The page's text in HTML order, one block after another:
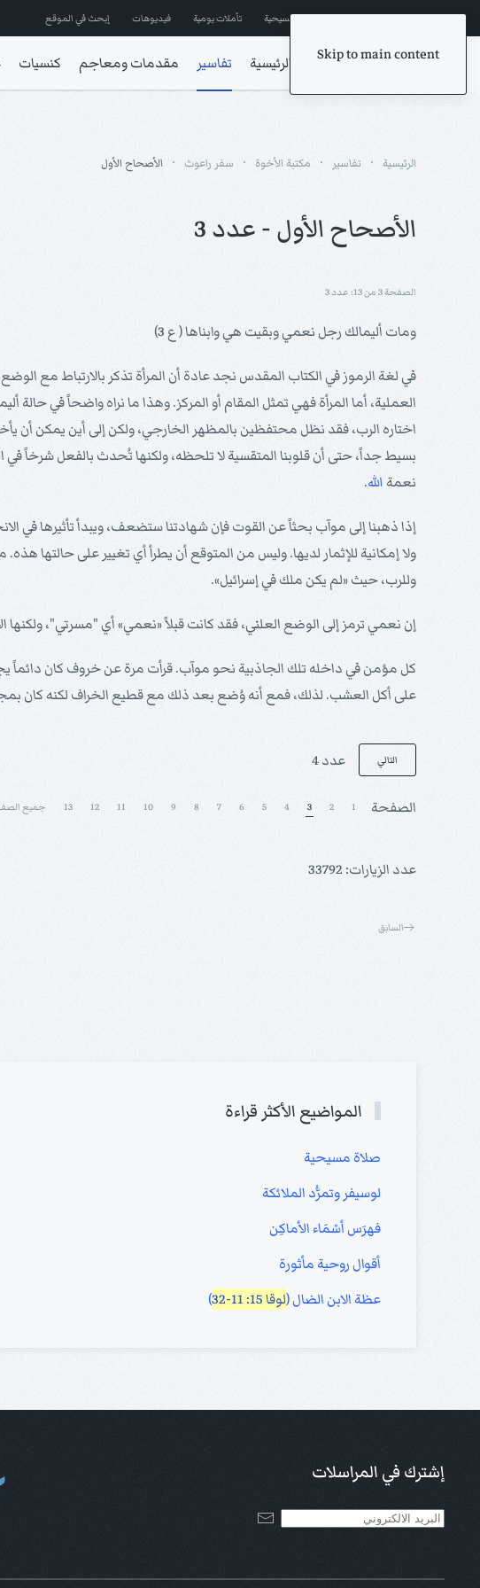
Skip to main content
إشترك في المراسلات ترانيم مسيحية تأملات يومية فيديوهات إبحث في الموقع
الرئيسية تفاسير مقدمات ومعاجم كنسيات
الرئيسية تفاسير مكتبة الأخوة سفر راعوث الأصحاح الأول
الأصحاح الأول - عدد 3
الصفحة 3 من 13: عدد 3
ومات أليمالك رجل نعمي وبقيت هي وابناها ( ع 3)
في لغة الرموز في الكتاب المقدس نجد عادة أن المرأة تذكر بالارتباط مع
العملية، أما المرأة فهي تمثل المقام أو المركز. وهذا ما نراه واضحاً في حالة
اختاره الرب، فقد نظل محتفظين بالمظهر الخارجي، ولكن إلى أين يمكن أن
بسيط جداً، حتى أن قلوبنا المتقسية لا تلحظه، ولكنها تُحدث بالفعل شرخاً في
نعمة الله.
إذا ذهبنا إلى موآب بحثاً عن القوت فإن شهادتنا ستضعف، ويبدأ تأثيرها في
ولا إمكانية للإثمار لديها. وليس من المتوقع أن يطرأ أي تغيير على حالتها
وللرب، حيث «لم يكن ملك في إسرائيل».
إن نعمي ترمز إلى الوضع العلني، فقد كانت قبلاً «نعمي» أي "مسرتي"، ولكنها
كل مؤمن في داخله تلك الجاذبية نحو موآب. قرأت مرة عن خروف كان
على أكل العشب. لذلك، فمع أنه وُضع بعد ذلك مع قطيع الخراف لكنه كان
التالي عدد 4
الصفحة 1
2
3
4
5
6
7
8
9
10
11
12
13 جميع
عدد الزيارات: 33792
السابق
المواضيع الأكثر قراءة
صلاة مسيحية
لوسيفر وتمرُّد الملائكة
فهرَس أسْمَاء الأماكِن
أقوال روحية مأثورة
عظة الابن الضال (لوقا 15: 11-32 )
إشترك في المراسلات